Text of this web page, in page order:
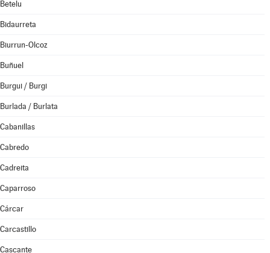
Betelu
Bidaurreta
Biurrun-Olcoz
Buñuel
Burgui / Burgi
Burlada / Burlata
Cabanillas
Cabredo
Cadreita
Caparroso
Cárcar
Carcastillo
Cascante